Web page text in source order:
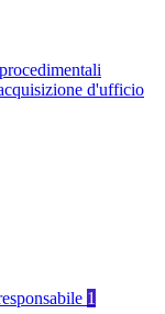
d'ufficio
1